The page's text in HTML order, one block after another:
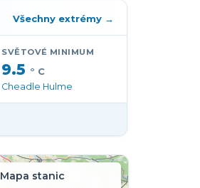
Všechny extrémy →
SVĚTOVÉ MINIMUM
9.5 ° C
Cheadle Hulme
Mapa stanic